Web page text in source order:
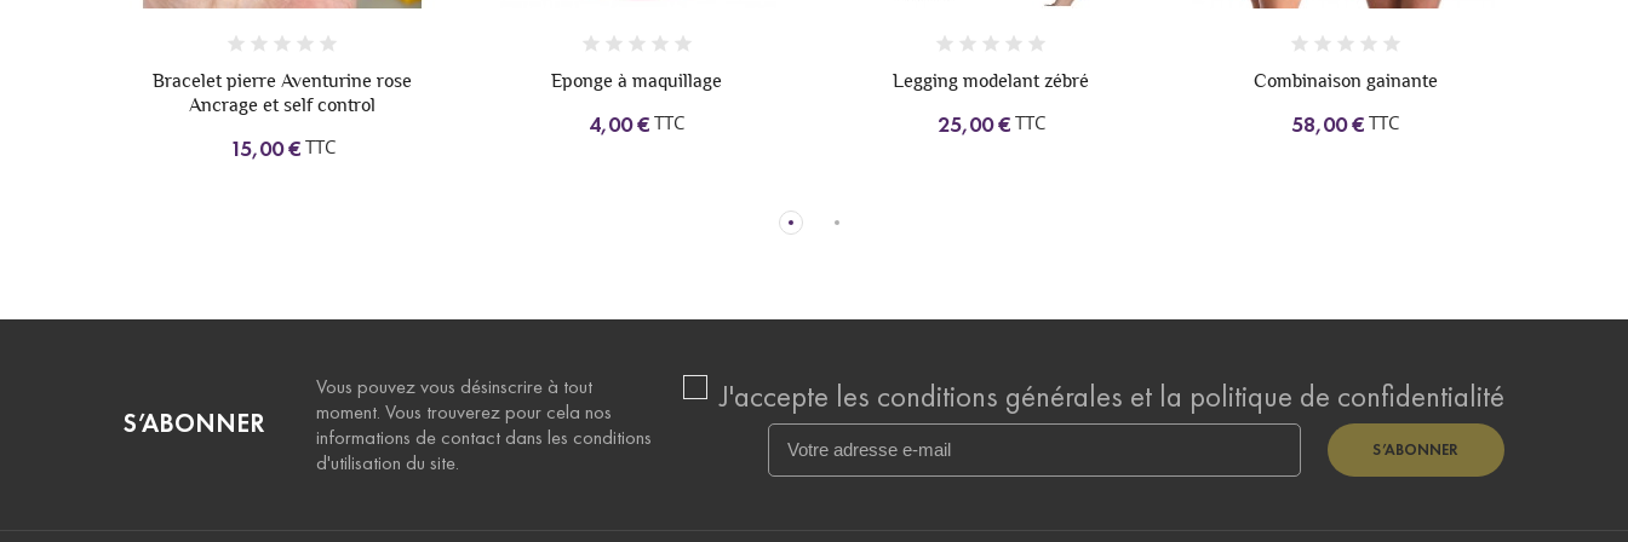
Bracelet pierre Aventurine rose
Ancrage et self control
15,00 €TTC
Eponge à maquillage
4,00 € TTC
Legging modelant zébré
25,00 €TTC
Combinaison gainante
58,00 € TTC
S’ABONNER
Vous pouvez vous désinscrire à tout
moment. Vous trouverez pour cela nos
informations de contact dans les conditions
d'utilisation du site.
J'accepte les conditions générales et la politique de confidentialité
S’ABONNER